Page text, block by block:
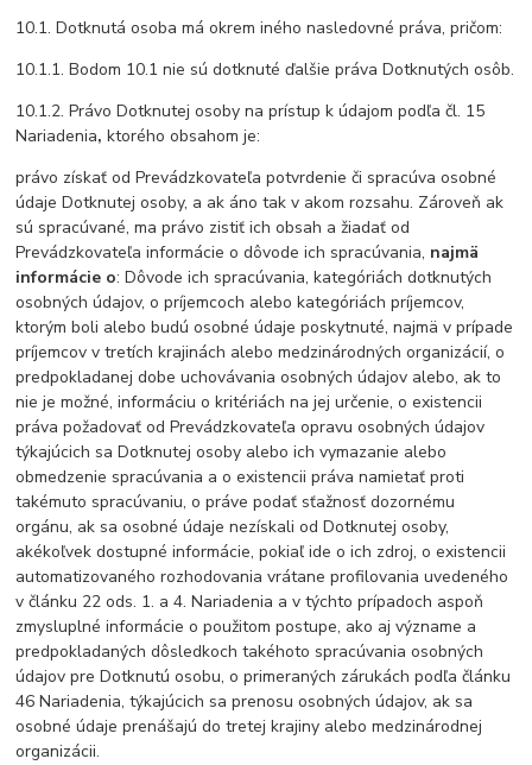
10.1. Dotknutá osoba má okrem iného nasledovné práva, pričom:
10.1.1. Bodom 10.1 nie sú dotknuté ďalšie práva Dotknutých osôb.
10.1.2. Právo Dotknutej osoby na prístup k údajom podľa čl. 15
Nariadenia,ktorého obsahom je:
právo získať od Prevádzkovateľa potvrdenie či spracúva osobné
údaje Dotknutej osoby, a ak áno tak v akom rozsahu. Zároveň ak
sú spracúvané, ma právo zistiť ich obsah a žiadať od
Prevádzkovateľa informácie o dôvode ich spracúvania, najmä
informácie o: Dôvode ich spracúvania, kategóriách dotknutých
osobných údajov, o príjemcoch alebo kategóriách príjemcov,
ktorým boli alebo budú osobné údaje poskytnuté, najmä v prípade
príjemcov v tretích krajinách alebo medzinárodných organizácií, o
predpokladanej dobe uchovávania osobných údajov alebo, ak to
nie je možné, informáciu o kritériách na jej určenie, o existencii
práva požadovať od Prevádzkovateľa opravu osobných údajov
týkajúcich sa Dotknutej osoby alebo ich vymazanie alebo
obmedzenie spracúvania a o existencii práva namietať proti
takémuto spracúvaniu, o práve podať sťažnosť dozornému
orgánu, ak sa osobné údaje nezískali od Dotknutej osoby,
akékoľvek dostupné informácie, pokiaľ ide o ich zdroj, o existencii
automatizovaného rozhodovania vrátane profilovania uvedeného
v článku 22 ods. 1. a 4. Nariadenia a v týchto prípadoch aspoň
zmysluplné informácie o použitom postupe, ako aj význame a
predpokladaných dôsledkoch takéhoto spracúvania osobných
údajov pre Dotknutú osobu, o primeraných zárukách podľa článku
46 Nariadenia, týkajúcich sa prenosu osobných údajov, ak sa
osobné údaje prenášajú do tretej krajiny alebo medzinárodnej
organizácii.